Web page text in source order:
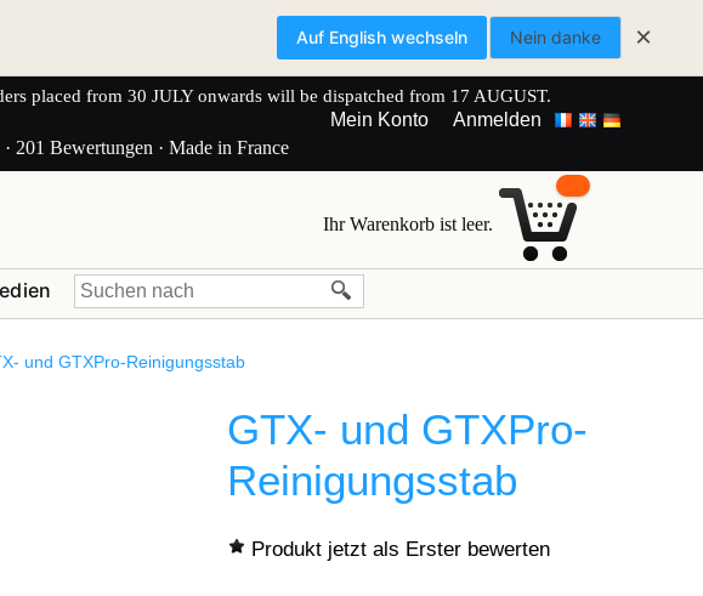
Auf English wechseln Nein danke ×
placed from 30 JULY onwards will be dispatched from 17 AUGUST.
Mein Konto
Anmelden
201 Bewertungen · Made in France
Ihr Warenkorb ist leer.
und GTXPro-Reinigungsstab
GTX- und GTXPro-
Reinigungsstab
Produkt jetzt als Erster bewerten